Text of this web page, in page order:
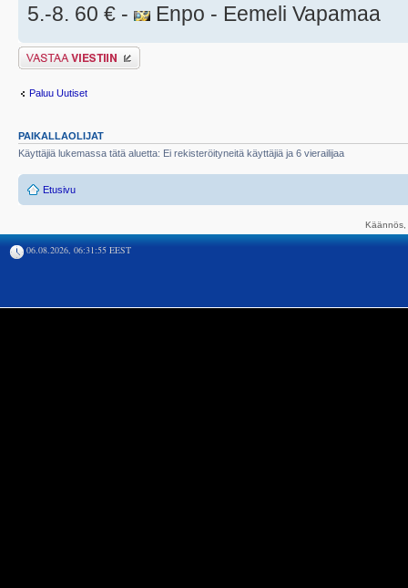
5.-8. 60 € -
Enpo - Eemeli Vapamaa
Lähetä vastaus
Paluu Uutiset
PAIKALLAOLIJAT
Käyttäjiä lukemassa tätä aluetta: Ei rekisteröityneitä käyttäjiä ja 6 vierailijaa
Etusivu
06.08.2026, 06:31:55 EEST